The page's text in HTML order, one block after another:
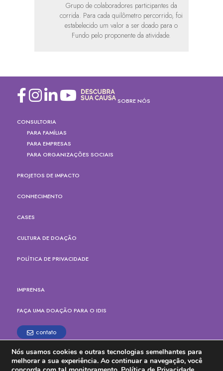
Grupo de colaboradores participantes da
corrida. Para cada quilômetro percorrido, foi
estabelecido um valor a ser doado para o
Fundo pelo proponente da atividade.
SOBRE NÓS
CONSULTORIA
PARA FAMÍLIAS
PARA EMPRESAS
PARA ORGANIZAÇÕES SOCIAIS
PROJETOS DE IMPACTO
CONHECIMENTO
CASES
CULTURA DE DOAÇÃO
POLÍTICA DE PRIVACIDADE
IMPRENSA
FAÇA UMA DOAÇÃO PARA O IDIS
contato
Rua Paes Leme, 524, cj.165
Pinheiros, São Paulo - SP
Nós usamos cookies e outras tecnologias semelhantes para
melhorar a sua experiência. Ao continuar a navegação, você